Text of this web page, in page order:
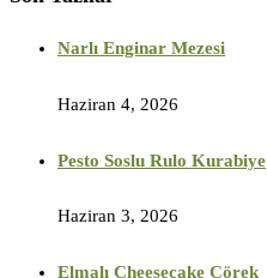
Narlı Enginar Mezesi
Haziran 4, 2026
Pesto Soslu Rulo Kurabiye
Haziran 3, 2026
Elmalı Cheesecake Çörek